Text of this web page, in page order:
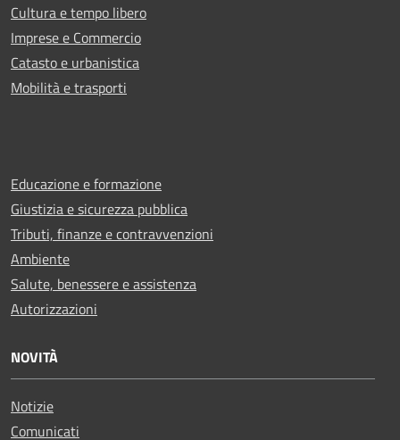
Cultura e tempo libero
Imprese e Commercio
Catasto e urbanistica
Mobilità e trasporti
Educazione e formazione
Giustizia e sicurezza pubblica
Tributi, finanze e contravvenzioni
Ambiente
Salute, benessere e assistenza
Autorizzazioni
NOVITÀ
Notizie
Comunicati